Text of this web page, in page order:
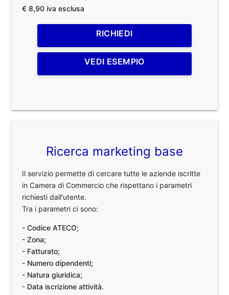
€ 8,90 iva esclusa
RICHIEDI
VEDI ESEMPIO
Ricerca marketing base
Il servizio permette di cercare tutte le aziende iscritte
in Camera di Commercio che rispettano i parametri
richiesti dall'utente.
Tra i parametri ci sono:
- Codice ATECO;
- Zona;
- Fatturato;
- Numero dipendenti;
- Natura giuridica;
- Data iscrizione attività.